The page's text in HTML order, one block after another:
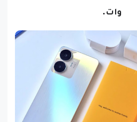
وات .